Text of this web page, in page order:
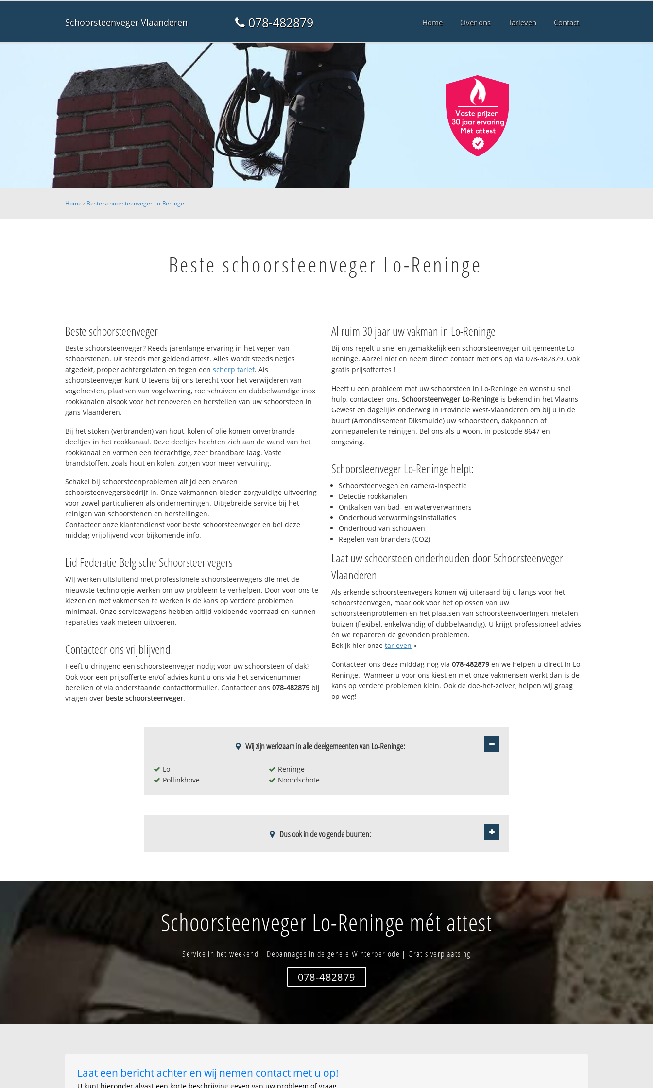
Schoorsteenveger Vlaanderen 078-482879 Home Over ons Tarieven Contact
Home › Beste schoorsteenveger Lo-Reninge
Beste schoorsteenveger Lo-Reninge
Beste schoorsteenveger
Beste schoorsteenveger? Reeds jarenlange ervaring in het vegen van
schoorstenen. Dit steeds met geldend attest. Alles wordt steeds netjes
afgedekt, proper achtergelaten en tegen eenscherp tarief. Als
schoorsteenveger kunt U tevens bij ons terecht voor het verwijderen van
vogelnesten, plaatsen van vogelwering, roetschuiven en dubbelwandige inox
rookkanalen alsook voor het renoveren en herstellen van uw schoorsteen in
gans Vlaanderen.
Bij het stoken (verbranden) van hout, kolen of olie komen onverbrande
deeltjes in het rookkanaal. Deze deeltjes hechten zich aan de wand van het
rookkanaal en vormen een teerachtige, zeer brandbare laag. Vaste
brandstoffen, zoals hout en kolen, zorgen voor meer vervuiling.
Schakel bij schoorsteenproblemen altijd een ervaren
schoorsteenvegersbedrijf in. Onze vakmannen bieden zorgvuldige uitvoering
voor zowel particulieren als ondernemingen. Uitgebreide service bij het
reinigen van schoorstenen en herstellingen.
Contacteer onze klantendienst voor beste schoorsteenveger en bel deze
middag vrijblijvend voor bijkomende info.
Lid Federatie Belgische Schoorsteenvegers
Wij werken uitsluitend met professionele schoorsteenvegers die met de
nieuwste technologie werken om uw probleem te verhelpen. Door voor ons te
kiezen en met vakmensen te werken is de kans op verdere problemen
minimaal. Onze servicewagens hebben altijd voldoende voorraad en kunnen
reparaties vaak meteen uitvoeren.
Contacteer ons vrijblijvend!
Heeft u dringend een schoorsteenveger nodig voor uw schoorsteen of dak?
Ook voor een prijsofferte en/of advies kunt u ons via het servicenummer
bereiken of via onderstaande contactformulier. Contacteer ons078-482879 bij
vragen over beste schoorsteenveger.
Al ruim 30 jaar uw vakman in Lo-Reninge
Bij ons regelt u snel en gemakkelijk een schoorsteenveger uit gemeente Lo-
Reninge. Aarzel niet en neem direct contact met ons op via 078-482879. Ook
gratis prijsoffertes !
Heeft u een probleem met uw schoorsteen in Lo-Reninge en wenst u snel
hulp, contacteer ons. Schoorsteenveger Lo-Reninge is bekend in het Vlaams
Gewest en dagelijks onderweg in Provincie West-Vlaanderen om bij u in de
buurt (Arrondissement Diksmuide) uw schoorsteen, dakpannen of
zonnepanelen te reinigen. Bel ons als u woont in postcode 8647 en
omgeving.
Schoorsteenveger Lo-Reninge helpt:
Schoorsteenvegen en camera-inspectie
Detectie rookkanalen
Ontkalken van bad- en waterverwarmers
Onderhoud verwarmingsinstallaties
Onderhoud van schouwen
Regelen van branders (CO2)
Laat uw schoorsteen onderhouden door Schoorsteenveger
Vlaanderen
Als erkende schoorsteenvegers komen wij uiteraard bij u langs voor het
schoorsteenvegen, maar ook voor het oplossen van uw
schoorsteenproblemen en het plaatsen van schoorsteenvoeringen, metalen
buizen (flexibel, enkelwandig of dubbelwandig). U krijgt professioneel advies
én we repareren de gevonden problemen.
Bekijk hier onze tarieven »
Contacteer ons deze middag nog via 078-482879 en we helpen u direct in Lo-
Reninge. Wanneer u voor ons kiest en met onze vakmensen werkt dan is de
kans op verdere problemen klein. Ook de doe-het-zelver, helpen wij graag
op weg!
Wij zijn werkzaam in alle deelgemeenten van Lo-Reninge:
Lo
Pollinkhove
Reninge
Noordschote
Dus ook in de volgende buurten:
Schoorsteenveger Lo-Reninge mét attest
Service in het weekend | Depannages in de gehele Winterperiode | Gratis verplaatsing
078-482879
Laat een bericht achter en wij nemen contact met u op!
U kunt hieronder alvast een korte beschrijving geven van uw probleem of vraag...